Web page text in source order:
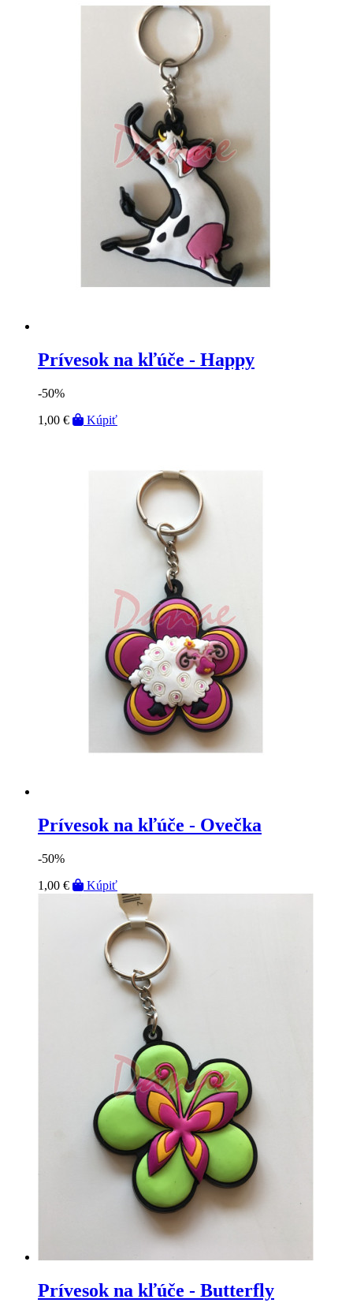
Prívesok na kľúče - Happy
-50%
1,00 €
Kúpiť
Prívesok na kľúče - Ovečka
-50%
1,00 €
Kúpiť
Prívesok na kľúče - Butterfly